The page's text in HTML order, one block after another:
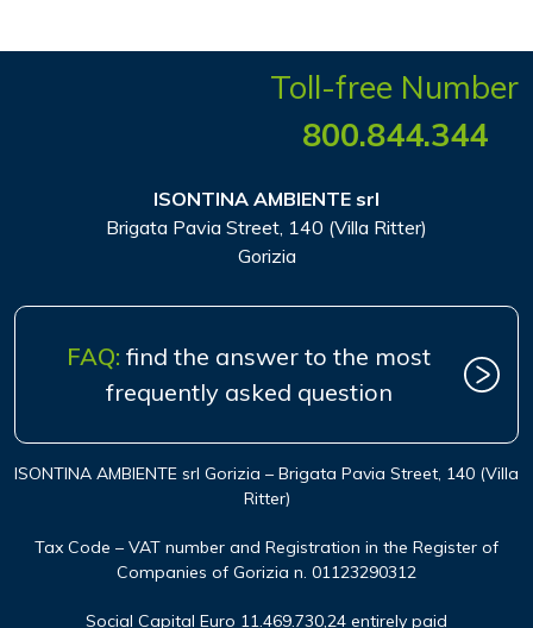
Toll-free Number
800.844.344
ISONTINA AMBIENTE srl
Brigata Pavia Street, 140 (Villa Ritter)
Gorizia
FAQ: find the answer to the most
frequently asked question
ISONTINA AMBIENTE srl Gorizia – Brigata Pavia Street, 140 (Villa
Ritter)
Tax Code – VAT number and Registration in the Register of
Companies of Gorizia n. 01123290312
Social Capital Euro 11.469.730,24 entirely paid